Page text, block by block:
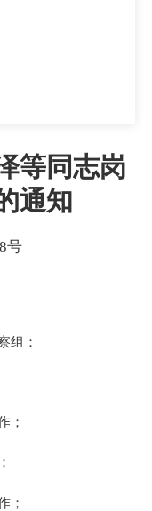
等同志岗
通知
号
组：
；
；